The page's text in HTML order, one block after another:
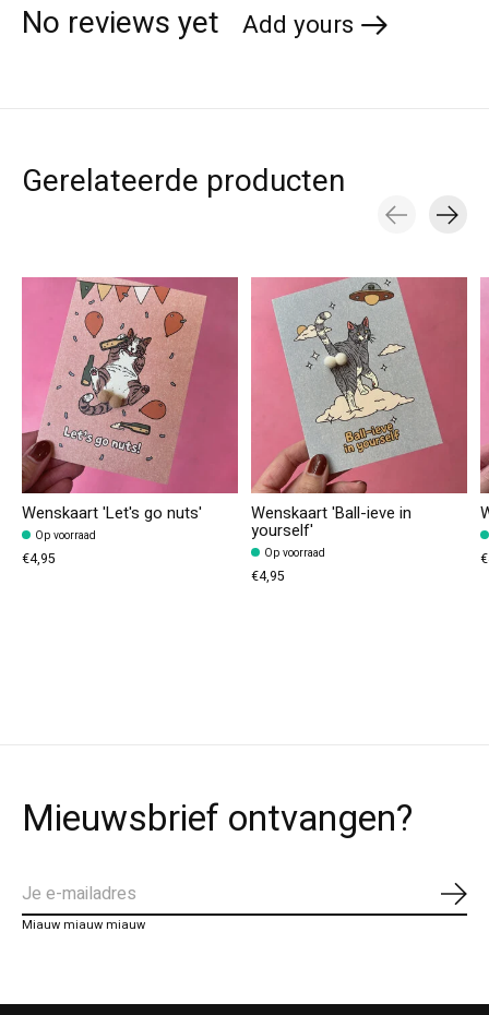
No reviews yet Add yours
Gerelateerde producten
Wenskaart 'Let's go nuts'
Op voorraad
€4,95
Wenskaart 'Ball-ieve in
yourself'
Op voorraad
€4,95
Mieuwsbrief ontvangen?
Miauw miauw miauw